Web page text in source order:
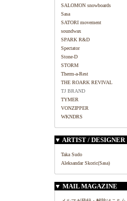
SALOMON snowboards
Sasa
SATORI movement
soundwax
SPARK R&D
Spectator
Stone-D
STORM
Therm-a-Rest
THE ROARK REVIVAL
TJ BRAND
TYMER
VONZIPPER
WKNDRS
▼ ARTIST / DESIGNER
Taka Sudo
Aleksandar Skoric(Sasa)
▼ MAIL MAGAZINE